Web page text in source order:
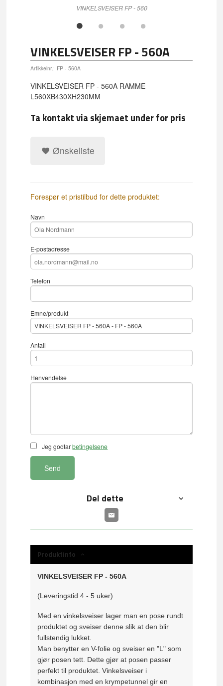
VINKELSVEISER FP - 560
VINKELSVEISER FP - 560A
Artikkelnr.: FP - 560A
VINKELSVEISER FP - 560A RAMME
L560XB430XH230MM
Ta kontakt via skjemaet under for pris
Ønskeliste
Forespør et pristilbud for dette produktet:
Navn
E-postadresse
Telefon
Emne/produkt
Antall
Henvendelse
Jeg godtarbetingelsene
Send
Del dette
Produktinfo
VINKELSVEISER FP - 560A
(Leveringstid 4 - 5 uker)
Med en vinkelsveiser lager man en pose rundt
produktet og sveiser denne slik at den blir
fullstendig lukket.
Man benytter en V-folie og sveiser en "L" som
gjør posen tett. Dette gjør at posen passer
perfekt til produktet. Vinkelsveiser i
kombinasjon med en krympetunnel gir en